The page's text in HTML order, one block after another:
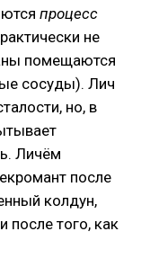
процесс
не
помещаются
сосуды). Лич
но, в
Личём
после
колдун,
после того, как